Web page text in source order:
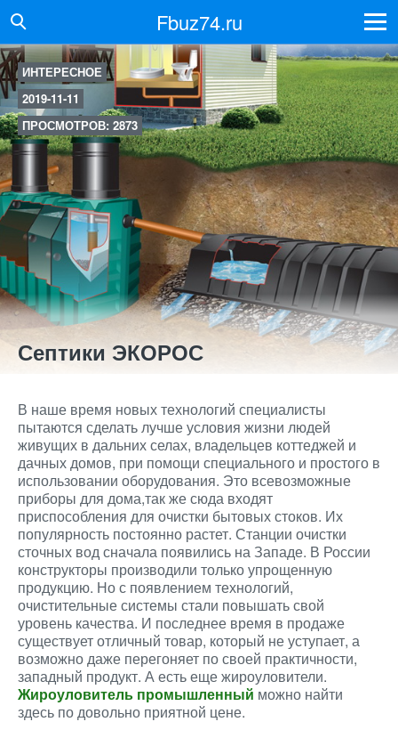
Fbuz74.ru
ИНТЕРЕСНОЕ
2019-11-11
ПРОСМОТРОВ: 2873
Септики ЭКОРОС
В наше время новых технологий специалисты
пытаются сделать лучше условия жизни людей
живущих в дальних селах, владельцев коттеджей и
дачных домов, при помощи специального и простого в
использовании оборудования. Это всевозможные
приборы для дома,так же сюда входят
приспособления для очистки бытовых стоков. Их
популярность постоянно растет. Станции очистки
сточных вод сначала появились на Западе. В России
конструкторы производили только упрощенную
продукцию. Но с появлением технологий,
очистительные системы стали повышать свой
уровень качества. И последнее время в продаже
существует отличный товар, который не уступает, а
возможно даже перегоняет по своей практичности,
западный продукт. А есть еще жироуловители.
Жироуловитель промышленный можно найти
здесь по довольно приятной цене.